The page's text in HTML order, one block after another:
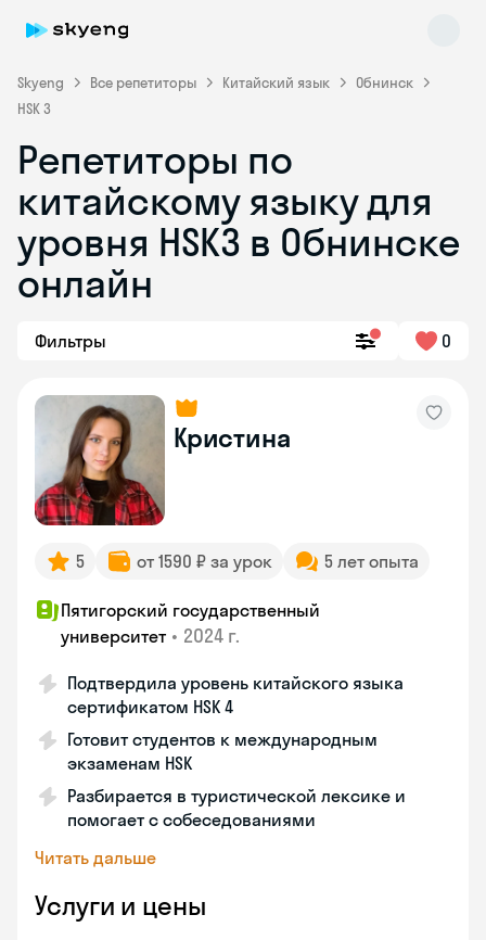
Skyeng Все репетиторы Китайский язык
Обнинск
HSK 3
Репетиторы по
китайскому языку для
уровня HSK3 в Обнинске
онлайн
Фильтры 0
Кристина
5 от 1590 ₽ за урок 5 лет опыта
Пятигорский государственный
университет • 2024 г.
Подтвердила уровень китайского языка
сертификатом HSK 4
Готовит студентов к международным
экзаменам HSK
Разбирается в туристической лексике и
помогает с собеседованиями
Читать дальше
Услуги и цены
Skyeng Chat